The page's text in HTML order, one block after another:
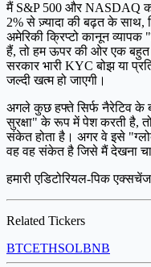
मैं S&P 500 और NASDAQ
2% से ज़्यादा की बढ़त के साथ,
अमेरिकी क्रिप्टो कानून
हैं, तो हम ऊपर की ओर एक
सरकार भारी KYC बोझ या
जल्दी खत्म हो जाएगी।
अगले कुछ हफ्ते सिर्फ नैरेटिव के
सुरक्षा" के रूप में पेश करती है,
संकेत होता है। अगर वे इसे
वह वह संकेत है जिसे मैं देखना
हमारी एडिटोरियल-पिक
Related Tickers
BTCETHSOLBNB